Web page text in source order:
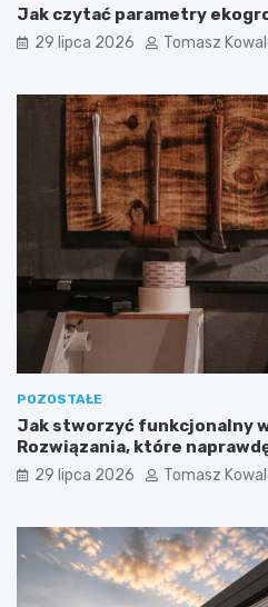
Jak czytać parametry
29 lipca 2026 Tomasz
POZOSTAŁE
Jak stworzyć funkcjonalny
Rozwiązania, które
29 lipca 2026 Tomasz